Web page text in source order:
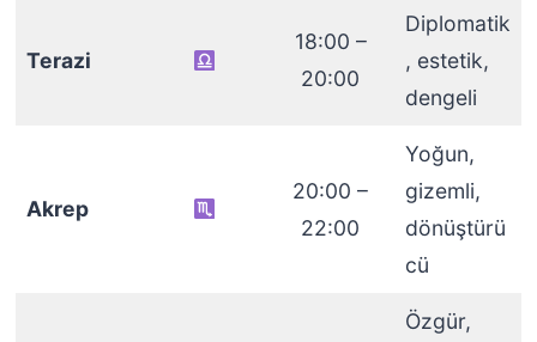
Terazi
18:00 –
20:00
Diplomatik
, estetik,
dengeli
Akrep
20:00 –
22:00
Yoğun,
gizemli,
dönüştürü
cü
Özgür,